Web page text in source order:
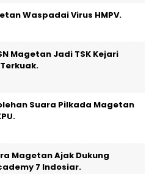
Waspadai Virus HMPV.
Magetan Jadi TSK Kejari
Suara Pilkada Magetan
Magetan Ajak Dukung
7 Indosiar.